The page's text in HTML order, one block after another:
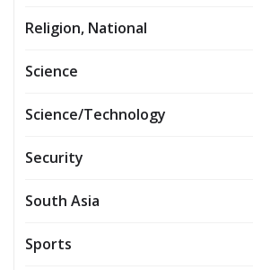
Religion, National
Science
Science/Technology
Security
South Asia
Sports